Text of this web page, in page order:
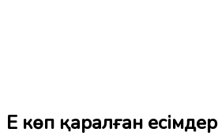
Ең көп қаралған есімдер